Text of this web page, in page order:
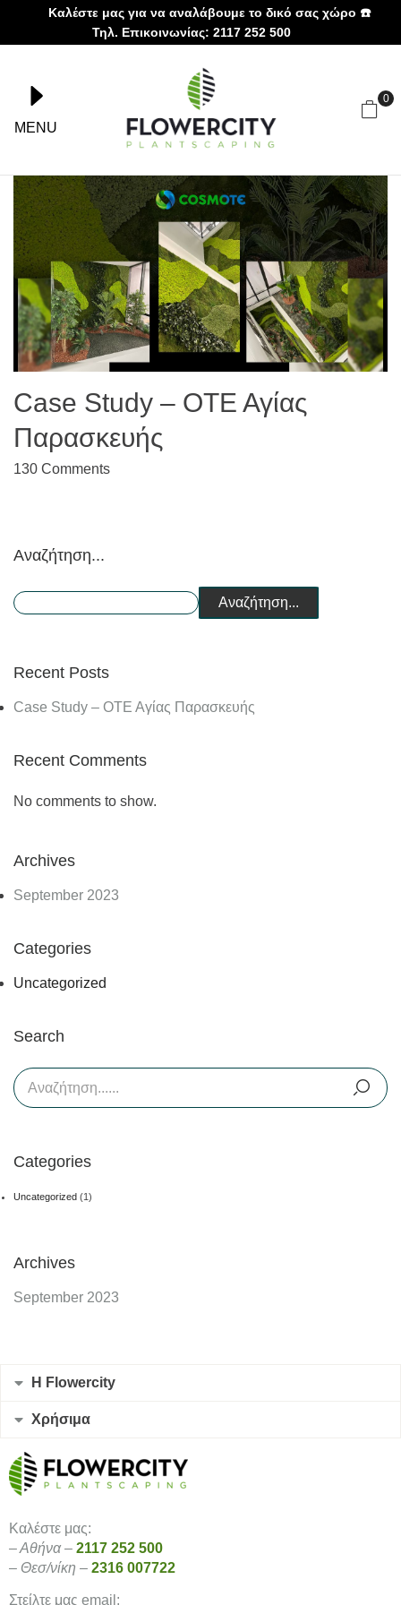
Καλέστε μας για να αναλάβουμε το δικό σας χώρο ☎️
Τηλ. Επικοινωνίας: 2117 252 500
MENU
0
Case Study – ΟΤΕ Αγίας
Παρασκευής
130 Comments
Αναζήτηση...
Αναζήτηση...
Recent Posts
Case Study – ΟΤΕ Αγίας Παρασκευής
Recent Comments
No comments to show.
Archives
September 2023
Categories
Uncategorized
Search
Categories
Uncategorized (1)
Archives
September 2023
Η Flowercity
Χρήσιμα
Καλέστε μας:
– Αθήνα – 2117 252 500
– Θεσ/νίκη – 2316 007722
Στείλτε μας email: